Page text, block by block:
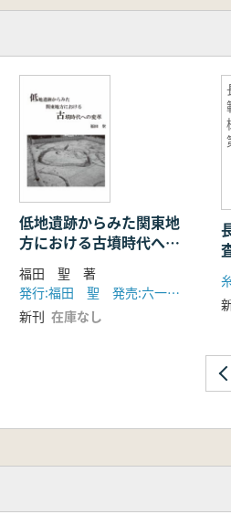
)の集落跡、後期(堀之内1式期
低地遺跡からみた関東地
方における古墳時代への
変革
福田 聖 著
発行:福田 聖 発売:六一書房
新刊 在庫なし